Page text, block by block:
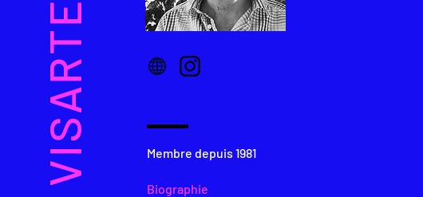
Membre depuis 1981
Biographie